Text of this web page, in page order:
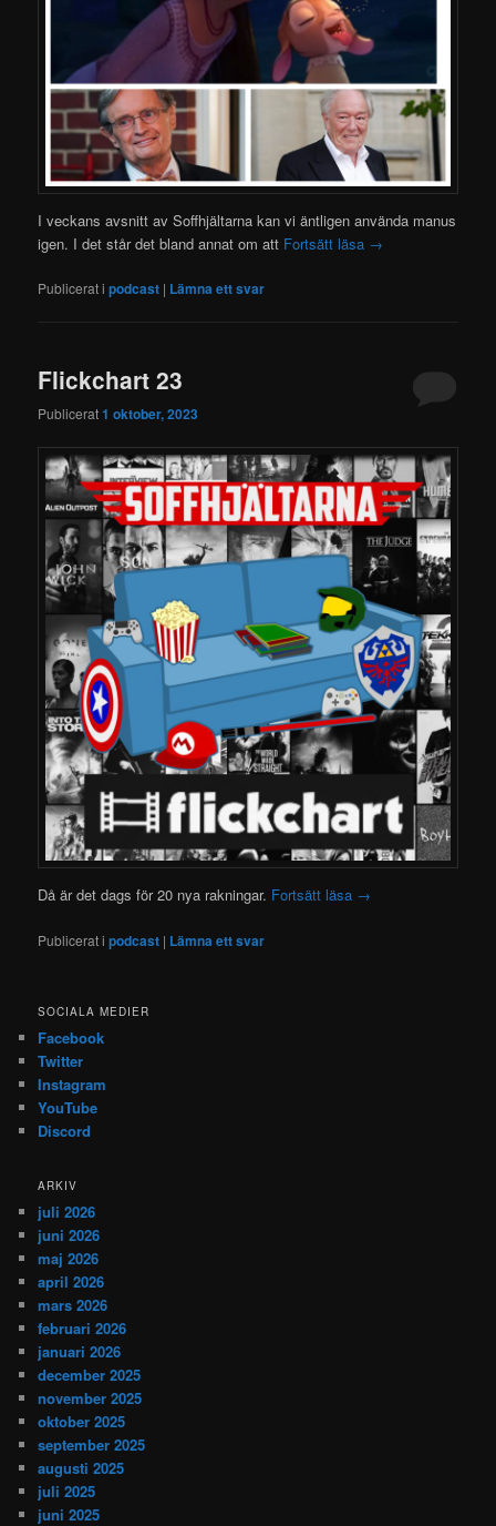
I veckans avsnitt av Soffhjältarna kan vi äntligen använda manus
igen. I det står det bland annat om att Fortsätt läsa →
Publicerat i podcast | Lämna ett svar
Flickchart 23
Publicerat1 oktober, 2023
Då är det dags för 20 nya rakningar. Fortsätt läsa →
Publicerat i podcast | Lämna ett svar
SOCIALA MEDIER
Facebook
Twitter
Instagram
YouTube
Discord
ARKIV
juli 2026
juni 2026
maj 2026
april 2026
mars 2026
februari 2026
januari 2026
december 2025
november 2025
oktober 2025
september 2025
augusti 2025
juli 2025
juni 2025